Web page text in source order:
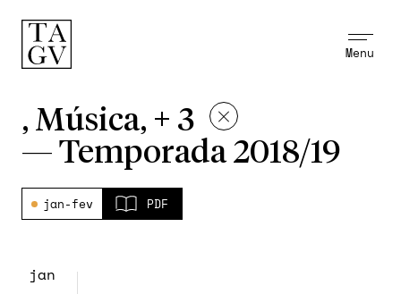
Menu
, Música, + 3
— Temporada 2018/19
jan-fev PDF
jan